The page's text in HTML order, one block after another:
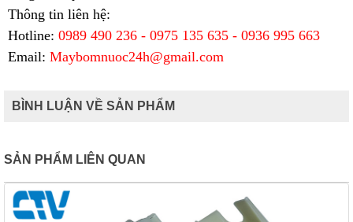
Thông tin liên hệ:
Hotline: 0989 490 236 - 0975 135 635 - 0936 995 663
Email: Maybomnuoc24h@gmail.com
BÌNH LUẬN VỀ SẢN PHẨM
SẢN PHẨM LIÊN QUAN